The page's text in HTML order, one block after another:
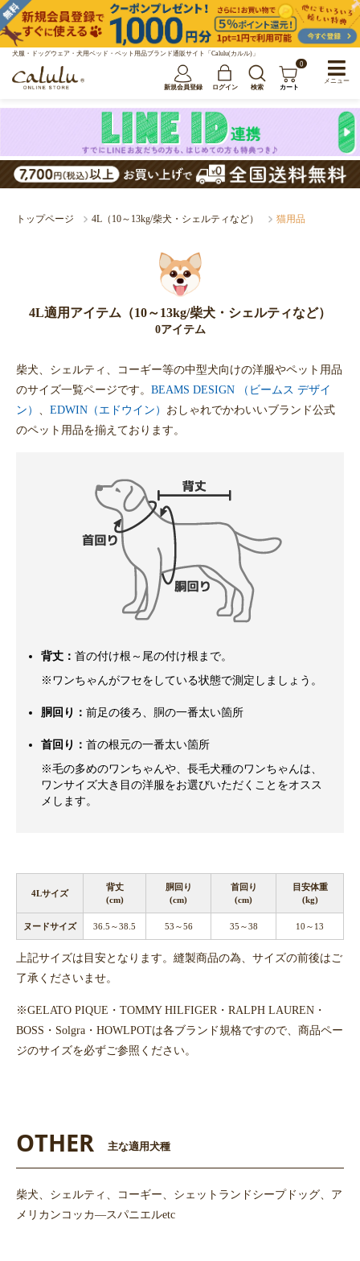
犬服・ドッグウェア・犬用ベッド・ペット用品ブランド通販サイト「Calulu(カルル)」
新規会員登録 ログイン 検索
0
カート
トップページ 4L（10～13kg/柴犬・シェルティなど） 猫用品
4L適用アイテム（10～13kg/柴犬・シェルティなど）
0アイテム
柴犬、シェルティ、コーギー等の中型犬向けの洋服やペット用品
のサイズ一覧ページです。 BEAMS DESIGN （ビームス デザイ
ン）
EDWIN（エドウイン） おしゃれでかわいいブランド公式
のペット用品を揃えております。
背丈： 首の付け根～尾の付け根まで。
※ワンちゃんがフセをしている状態で測定しましょう。
胴回り： 前足の後ろ、胴の一番太い箇所
首回り： 首の根元の一番太い箇所
※毛の多めのワンちゃんや、長毛犬種のワンちゃんは、
ワンサイズ大き目の洋服をお選びいただくことをオスス
メします。
4Lサイズ
背丈
(cm)
胴回り
(cm)
首回り
(cm)
目安体重
(kg)
ヌードサイズ 36.5～38.5 53～56 35～38 10～13
上記サイズは目安となります。縫製商品の為、サイズの前後はご
了承くださいませ。
※GELATO PIQUE・TOMMY HILFIGER・RALPH LAUREN・
BOSS・Solgra・HOWLPOTは各ブランド規格ですので、商品ペー
ジのサイズを必ずご参照ください。
OTHER 主な適用犬種
柴犬、シェルティ、コーギー、シェットランドシープドッグ、ア
メリカンコッカ―スパニエルetc
メニュー